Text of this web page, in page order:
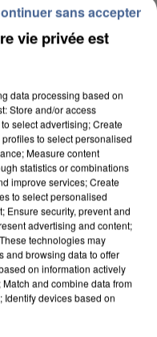
LANCE UN ÉLAN
vie privée est
data processing based on
Store and/or access
select advertising; Create
to select personalised
Measure content
statistics or combinations
improve services; Create
to select personalised
Ensure security, prevent and
advertising and content;
technologies may
and browsing data to offer
on information actively
and combine data from
Identify devices based on
sans accepter